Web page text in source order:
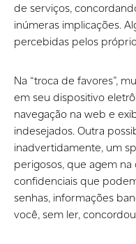
de serviços,
inúmeras implicações.
percebidas pelos
Na “troca de favores”,
em seu dispositivo
navegação na web e
indesejados. Outra
inadvertidamente, um
perigosos, que agem
confidenciais que
senhas, informações
você, sem ler,